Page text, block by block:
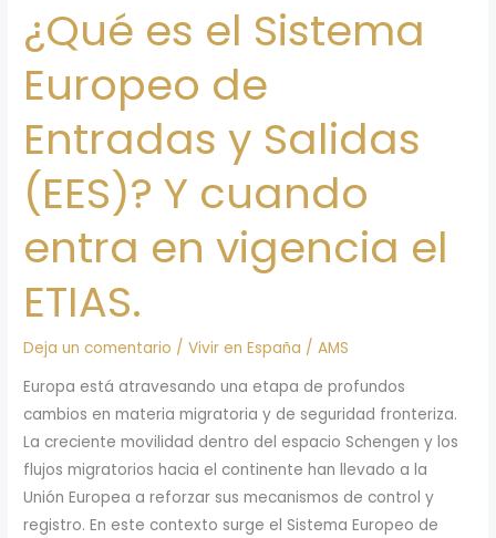
¿Qué es el Sistema
Europeo de
Entradas y Salidas
(EES)? Y cuando
entra en vigencia el
ETIAS.
Deja un comentario /Vivir en España /AMS
Europa está atravesando una etapa de profundos
cambios en materia migratoria y de seguridad fronteriza.
La creciente movilidad dentro del espacio Schengen y los
flujos migratorios hacia el continente han llevado a la
Unión Europea a reforzar sus mecanismos de control y
registro. En este contexto surge el Sistema Europeo de